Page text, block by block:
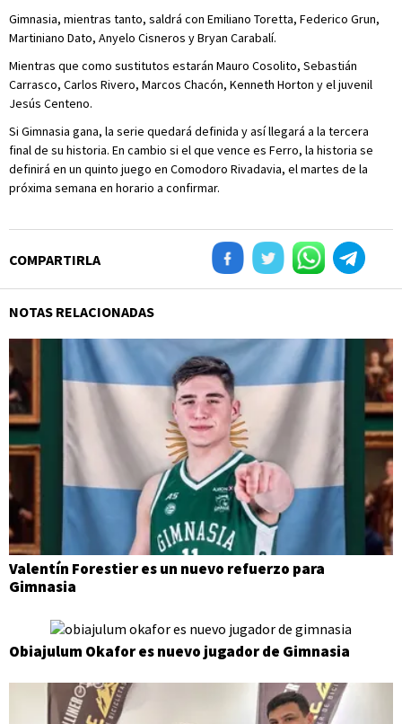
Gimnasia, mientras tanto, saldrá con Emiliano Toretta, Federico Grun,
Martiniano Dato, Anyelo Cisneros y Bryan Carabalí.
Mientras que como sustitutos estarán Mauro Cosolito, Sebastián
Carrasco, Carlos Rivero, Marcos Chacón, Kenneth Horton y el juvenil
Jesús Centeno.
Si Gimnasia gana, la serie quedará definida y así llegará a la tercera
final de su historia. En cambio si el que vence es Ferro, la historia se
definirá en un quinto juego en Comodoro Rivadavia, el martes de la
próxima semana en horario a confirmar.
COMPARTIRLA
NOTAS RELACIONADAS
Valentín Forestier es un nuevo refuerzo para
Gimnasia
Obiajulum Okafor es nuevo jugador de Gimnasia